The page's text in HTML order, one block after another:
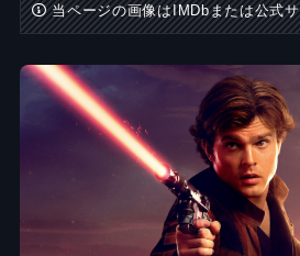
当ページの画像はIMDbまたは公式